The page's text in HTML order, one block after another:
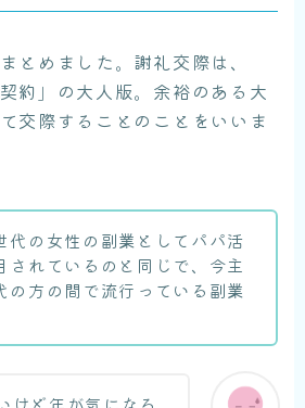
とめました。謝礼交際は、
約」の大人版。余裕のある大
交際することのことをいいま
代の女性の副業としてパパ活
されているのと同じで、今主
の方の間で流行っている副業